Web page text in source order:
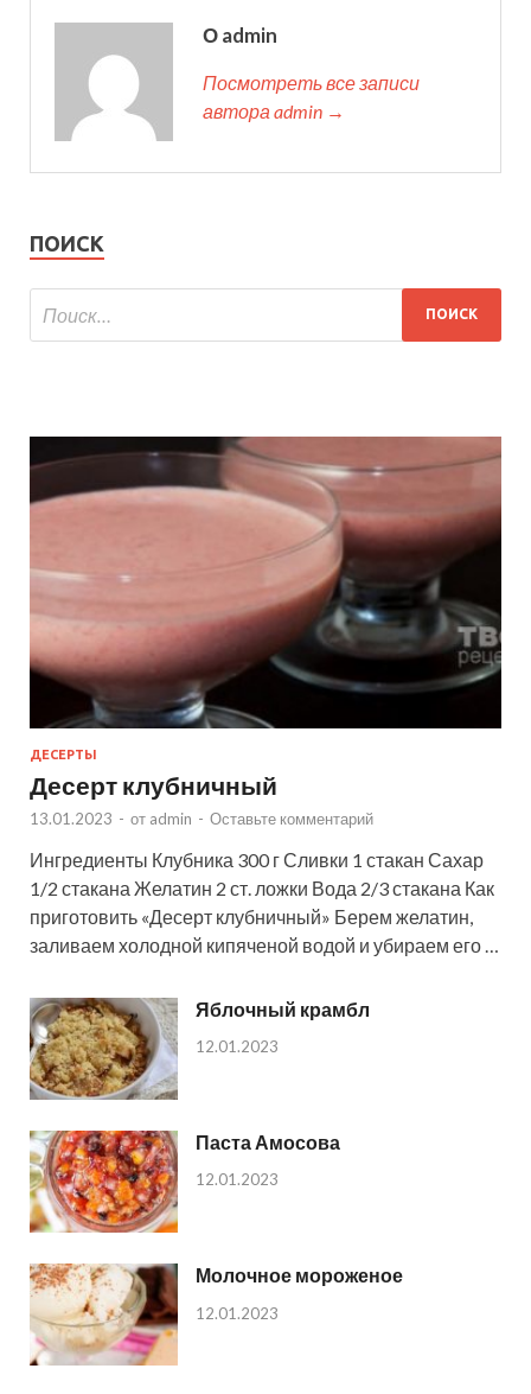
О admin
Посмотреть все записи
автора admin →
ПОИСК
ДЕСЕРТЫ
Десерт клубничный
13.01.2023 - от admin - Оставьте комментарий
Ингредиенты Клубника 300 г Сливки 1 стакан Сахар
1/2 стакана Желатин 2 ст. ложки Вода 2/3 стакана Как
приготовить «Десерт клубничный» Берем желатин,
заливаем холодной кипяченой водой и убираем его …
Яблочный крамбл
12.01.2023
Паста Амосова
12.01.2023
Молочное мороженое
12.01.2023